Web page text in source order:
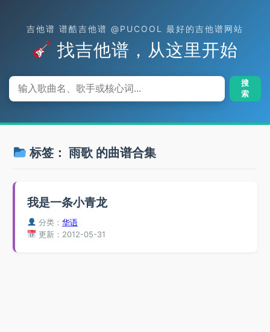
吉他谱 谱酷吉他谱 @PUCOOL 最好的吉他谱网站
找吉他谱，从这里开始
搜
索
标签： 雨歌的曲谱合集
我是一条小青龙
分类：华语
更新：2012-05-31